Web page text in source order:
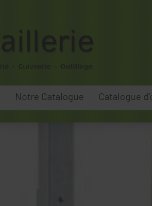
Notre Catalogue Catalogue